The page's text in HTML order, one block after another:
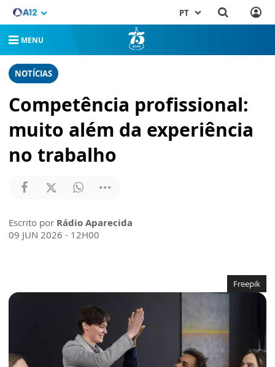
PT
MENU
NOTÍCIAS
Competência profissional:
muito além da experiência
no trabalho
Escrito por Rádio Aparecida
09 JUN 2026 - 12H00
Freepik